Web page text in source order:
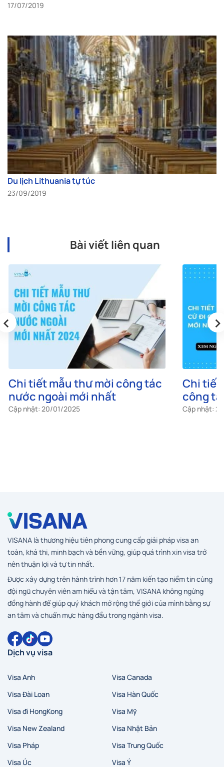
17/07/2019
Du lịch Lithuania tự túc
23/09/2019
Bài viết liên quan
Chi tiết mẫu thư mời công tác
nước ngoài mới nhất
Cập nhật: 20/01/2025
Chi tiết
công
Cập nhật:
‹ ›
VISANA là thương hiệu tiên phong cung cấp giải pháp visa an
toàn, khả thi, minh bạch và bền vững, giúp quá trình xin visa trở
nên thuận lợi và tự tin nhất.
Được xây dựng trên hành trình hơn 17 năm kiến tạo niềm tin cùng
đội ngũ chuyên viên am hiểu và tận tâm, VISANA không ngừng
đồng hành để giúp quý khách mở rộng thế giới của mình bằng sự
an tâm và chuẩn mực hàng đầu trong ngành visa.
Dịch vụ visa
Visa Anh
Visa Canada
Visa Đài Loan
Visa Hàn Quốc
Visa đi HongKong
Visa Mỹ
Visa New Zealand
Visa Nhật Bản
Visa Pháp
Visa Trung Quốc
Visa Úc
Visa Ý